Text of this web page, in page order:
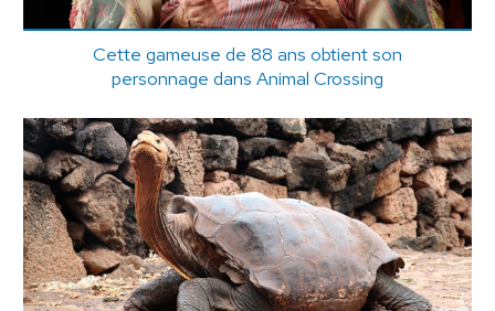
Cette gameuse de 88 ans obtient son
personnage dans Animal Crossing